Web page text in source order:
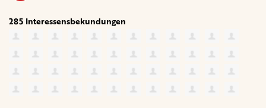
285 Interessensbekundungen